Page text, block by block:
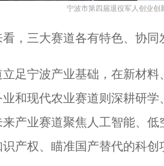
宁波市第四届退役军人创业创
三大赛道各有特色、协同
宁波产业基础，在新材料
和现代农业赛道则深耕研
产业赛道聚焦人工智能、
产权、瞄准国产替代的科创